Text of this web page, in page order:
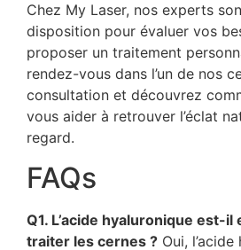
Chez My Laser, nos experts
disposition pour évaluer vos
proposer un traitement
rendez-vous dans l’un de nos
consultation et découvrez
vous aider à retrouver l’éclat
regard.
FAQs
Q1. L’acide hyaluronique est-
traiter les cernes ? Oui,